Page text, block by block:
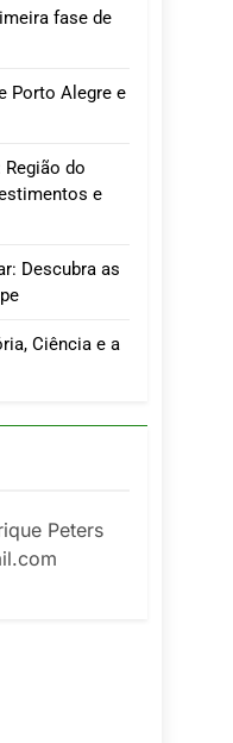
fase de
Porto Alegre e
do
e
Descubra as
Ciência e a
Peters